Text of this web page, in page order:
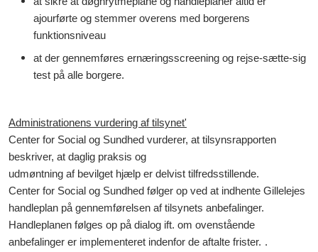
ajourførte og stemmer overens med borgerens
funktionsniveau
at der gennemføres ernæringsscreening og rejse-sætte-sig
test på alle borgere.
Administrationens vurdering af tilsynet'
Center for Social og Sundhed vurderer, at tilsynsrapporten
beskriver, at daglig praksis og
udmøntning af bevilget hjælp er delvist tilfredsstillende.
Center for Social og Sundhed følger op ved at indhente Gillelejes
handleplan på gennemførelsen af tilsynets anbefalinger.
Handleplanen følges op på dialog ift. om ovenstående
anbefalinger er implementeret indenfor de aftalte frister. .